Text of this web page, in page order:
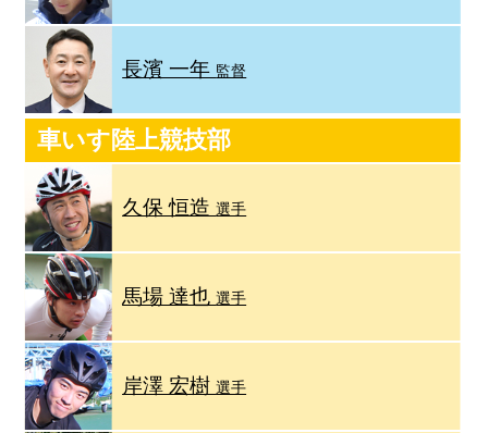
長濱 一年 監督
車いす陸上競技部
久保 恒造選手
馬場 達也選手
岸澤 宏樹選手